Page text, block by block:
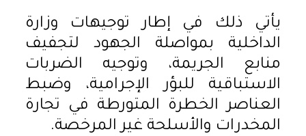
يأتي ذلك في إطار توجيهات وزارة
الداخلية بمواصلة الجهود لتجفيف
منابع الجريمة، وتوجيه الضربات
الاستباقية للبؤر الإجرامية، وضبط
العناصر الخطرة المتورطة في تجارة
المخدرات والأسلحة غير المرخصة.